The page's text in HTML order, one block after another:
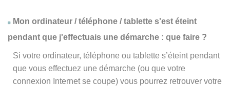
Mon ordinateur / téléphone / tablette s'est éteint
pendant que j'effectuais une démarche : que faire ?
Si votre ordinateur, téléphone ou tablette s’éteint pendant
que vous effectuez une démarche (ou que votre
connexion Internet se coupe) vous pourrez retrouver votre